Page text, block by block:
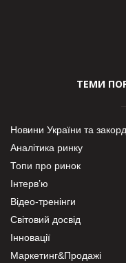
ТЕМИ
Новини України та
Аналітика ринку
Топи про ринок
Інтерв’ю
Відео-тренінги
Світовий досвід
Інновації
Маркетинг&Продажі